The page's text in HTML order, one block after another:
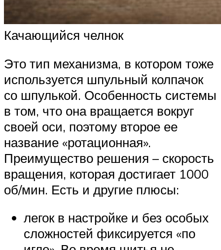
Качающийся челнок
Это тип механизма, в котором тоже
используется шпульный колпачок
со шпулькой. Особенность системы
в том, что она вращается вокруг
своей оси, поэтому второе ее
название «ротационная».
Преимущество решения – скорость
вращения, которая достигает 1000
об/мин. Есть и другие плюсы:
легок в настройке и без особых
сложностей фиксируется «по